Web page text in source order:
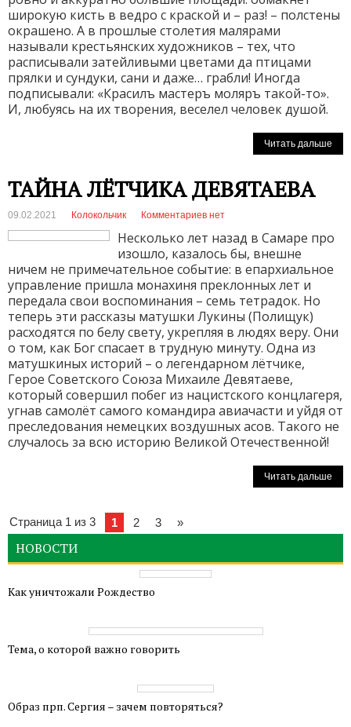
широкую кисть в ведро с краской и – раз! – полстены
окрашено. А в прошлые столетия малярами
называли крестьянских художников – тех, что
расписывали затейливыми цветами да птицами
прялки и сундуки, сани и даже… грабли! Иногда
подписывали: «Красилъ мастеръ моляръ такой-то».
И, любуясь на их творения, веселел человек душой.
Читать дальше
ТАЙНА ЛЁТЧИКА ДЕВЯТАЕВА
09.02.2021 Колокольчик Комментариев нет
Несколько лет назад в Самаре про
изошло, казалось бы, внешне
ничем не примечательное событие: в епархиальное
управление пришла монахиня преклонных лет и
передала свои воспоминания – семь тетрадок. Но
теперь эти рассказы матушки Лукины (Полищук)
расходятся по белу свету, укрепляя в людях веру. Они
о том, как Бог спасает в трудную минуту. Одна из
матушкиных историй – о легендарном лётчике,
Герое Советского Союза Михаиле Девятаеве,
который совершил побег из нацистского концлагеря,
угнав самолёт самого командира авиачасти и уйдя от
преследования немецких воздушных асов. Такого не
случалось за всю историю Великой Отечественной!
Читать дальше
Страница 1 из 3 1 2 3 »
НОВОСТИ
Как уничтожали Рождество
Тема, о которой важно говорить
Образ прп. Сергия – зачем повторяться?